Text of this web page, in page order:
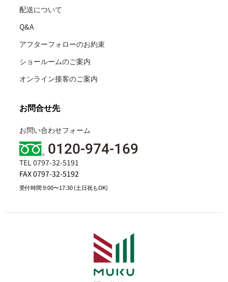
配送について
Q&A
アフターフォローのお約束
ショールームのご案内
オンライン接客のご案内
お問合せ先
お問い合わせフォーム
0120-974-169
TEL 0797-32-5191
FAX 0797-32-5192
受付時間 9:00〜17:30 (土日祝もOK)